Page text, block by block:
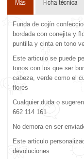
Más Ficha técnica
Funda de cojín
bordada con conejita y
puntilla y cinta en tono
Este articulo se puede
tonos con los que ser
cabeza, verde como el
flores
Cualquier duda o
662 114 161
No demora en ser
Este articulo
devoluciones